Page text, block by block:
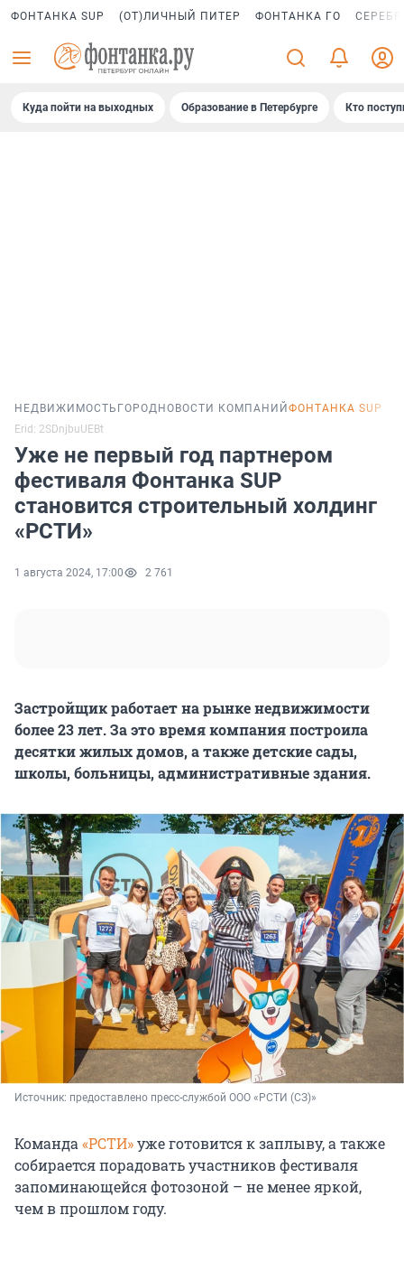
ФОНТАНКА SUP (ОТ)ЛИЧНЫЙ ПИТЕР ФОНТАНКА ГО
Куда пойти на выходных Образование в Петербурге Кто
НЕДВИЖИМОСТЬ ГОРОД НОВОСТИ КОМПАНИЙ ФОНТАНКА SUP
Erid: 2SDnjbuUEBt
Уже не первый год партнером
фестиваля Фонтанка SUP
становится строительный холдинг
«РСТИ»
1 августа 2024, 17:00 2 761
Застройщик работает на рынке недвижимости
более 23 лет. За это время компания построила
десятки жилых домов, а также детские сады,
школы, больницы, административные здания.
Источник: предоставлено пресс-службой ООО «РСТИ (СЗ)»
Команда «РСТИ»уже готовится к заплыву, а также
собирается порадовать участников фестиваля
запоминающейся фотозоной – не менее яркой,
чем в прошлом году.